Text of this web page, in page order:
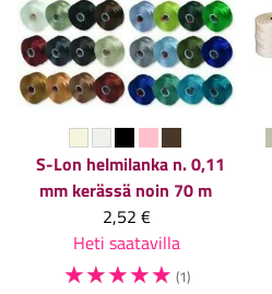
S-Lon helmilanka n. 0,11
mm kerässä noin 70 m
2,52 €
Heti saatavilla
☆☆☆☆☆ (1)